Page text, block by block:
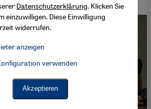
Datenschutzerklärung. Klicken Sie
einzuwilligen. Diese Einwilligung
widerrufen.
anzeigen
/ Facebook Connect, Google Maps Embed,
/ Facebook Connect
verwenden
Akzeptieren